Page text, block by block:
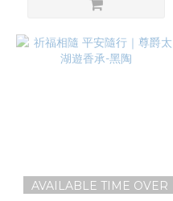
AVAILABLE TIME OVER